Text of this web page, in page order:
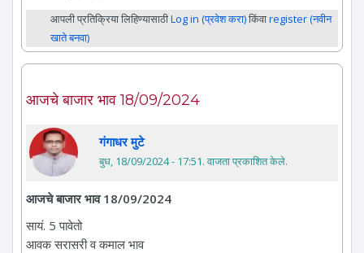
आपली प्रतिक्रिया लिहिण्यासाठीLog in (प्रवेश करा)किंवाregister (नवीन
खाते बनवा)
आजचे बाजार भाव 18/09/2024
गंगाधर मुटे
बुध, 18/09/2024 - 17:51. वाजता प्रकाशित केले.
आजचे बाजार भाव 18/09/2024
सायं. 5 पावेतो
आवक सरासरी व कमाल भाव